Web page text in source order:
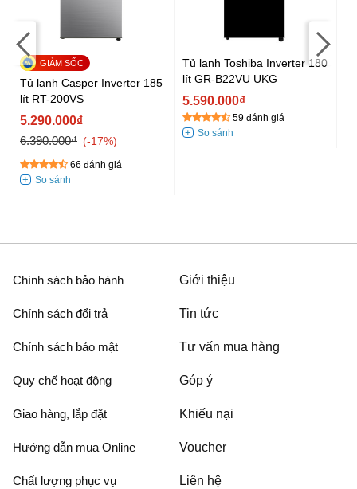
Tủ lạnh Casper Inverter 185
lít RT-200VS
5.290.000₫
6.390.000₫
-17%
66 đánh giá
Tủ lạnh Toshiba Inverter 180
lít GR-B22VU UKG
5.590.000₫
59 đánh giá
Chính sách bảo hành
Chính sách đổi trả
Chính sách bảo mật
Quy chế hoạt động
Giao hàng, lắp đặt
Hướng dẫn mua Online
Chất lượng phục vụ
Giới thiệu
Tin tức
Tư vấn mua hàng
Góp ý
Khiếu nại
Voucher
Liên hệ